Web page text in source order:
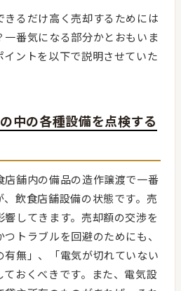
きるだけ高く売却するためには
一番気になる部分かとおもいま
イントを以下で説明させていた
中の各種設備を点検する
店舗内の備品の造作譲渡で一番
飲食店舗設備の状態です。売
してきます。売却額の交渉を
トラブルを回避のためにも、
有無」、「電気が切れていない
おくべきです。また、電気設